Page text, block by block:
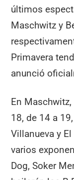
últimos
Maschwitz y
Primavera
anunció
En
18, de 14 a
Villanueva y
varios
Dog, Soker